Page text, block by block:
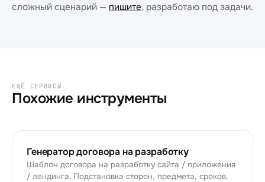
сложный сценарий — пишите, разработаю под задачи.
ЕЩЁ СЕРВИСЫ
Похожие инструменты
Генератор договора на разработку
Шаблон договора на разработку сайта / приложения
/ лендинга. Подстановка сторон, предмета, сроков,